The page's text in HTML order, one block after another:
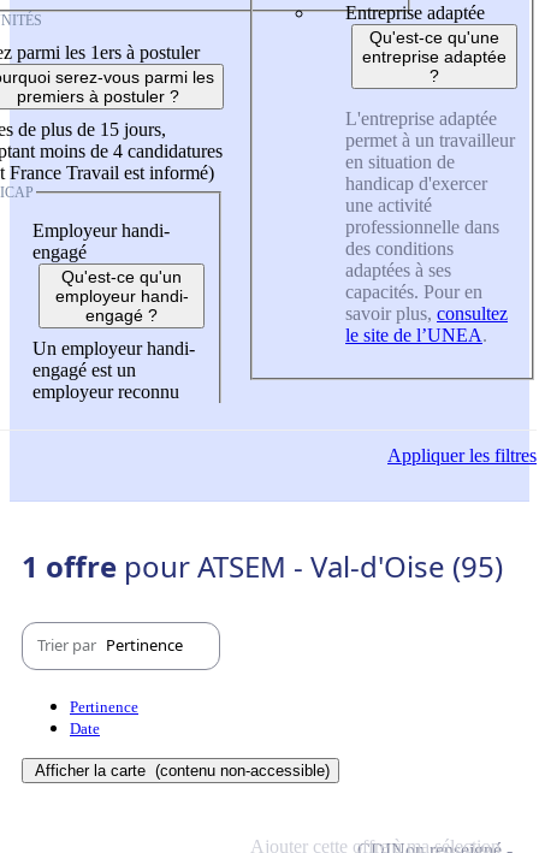
parmi les 1ers à postuler
serez-vous parmi les
premiers à postuler ?
de plus de 15 jours,
moins de 4 candidatures
France Travail est informé)
Employeur handi-
engagé
Qu'est-ce qu'un
employeur handi-
engagé ?
Un employeur handi-
engagé est un
employeur reconnu
Entreprise adaptée
Qu'est-ce qu'une
entreprise adaptée
?
L'entreprise adaptée
permet à un travailleur
en situation de
handicap d'exercer
une activité
professionnelle dans
des conditions
adaptées à ses
capacités. Pour en
savoir plus, consultez
le site de l’UNEA.
Appliquerles filtres
1 offre pour ATSEM - Val-d'Oise (95)
Trier par Pertinence
Pertinence
Date
Afficher la carte (contenu non-accessible)
Ajouter cette offre à ma sélection